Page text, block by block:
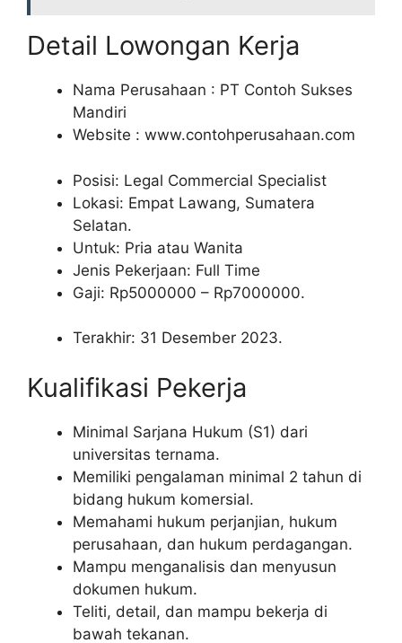
Detail Lowongan Kerja
Nama Perusahaan : PT Contoh Sukses
Mandiri
Website : www.contohperusahaan.com
Posisi: Legal Commercial Specialist
Lokasi: Empat Lawang, Sumatera
Selatan.
Untuk: Pria atau Wanita
Jenis Pekerjaan: Full Time
Gaji: Rp5000000 – Rp7000000.
Terakhir: 31 Desember 2023.
Kualifikasi Pekerja
Minimal Sarjana Hukum (S1) dari
universitas ternama.
Memiliki pengalaman minimal 2 tahun di
bidang hukum komersial.
Memahami hukum perjanjian, hukum
perusahaan, dan hukum perdagangan.
Mampu menganalisis dan menyusun
dokumen hukum.
Teliti, detail, dan mampu bekerja di
bawah tekanan.